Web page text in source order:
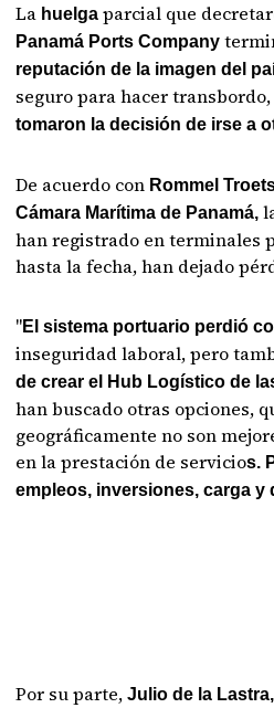
La huelga parcial que
Panamá Ports Company
reputación de la imagen del
seguro para hacer
tomaron la decisión de irse a
De acuerdo con Rommel
Cámara Marítima de Panamá,
han registrado en terminales
hasta la fecha, han dejado
"El sistema portuario perdió
inseguridad laboral, pero
de crear el Hub Logístico de
han buscado otras opciones,
geográficamente no son
en la prestación de servicios.
empleos, inversiones, carga y
Por su parte, Julio de la